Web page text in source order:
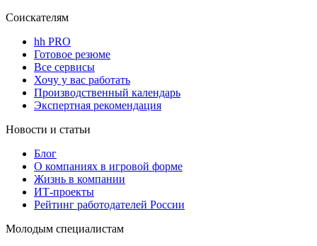
Соискателям
hh PRO
Готовое резюме
Все сервисы
Хочу у вас работать
Производственный календарь
Экспертная рекомендация
Новости и статьи
Блог
О компаниях в игровой форме
Жизнь в компании
ИТ-проекты
Рейтинг работодателей России
Молодым специалистам